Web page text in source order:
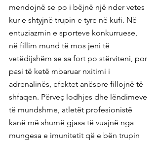
mendojnë se po i bëjnë një nder vetes
kur e shtyjnë trupin e tyre në kufi. Në
entuziazmin e sporteve konkurruese,
në fillim mund të mos jeni të
vetëdijshëm se sa fort po stërviteni, por
pasi të ketë mbaruar nxitimi i
adrenalinës, efektet anësore fillojnë të
shfaqen. Përveç lodhjes dhe lëndimeve
të mundshme, atletët profesionistë
kanë më shumë gjasa të vuajnë nga
mungesa e imunitetit që e bën trupin